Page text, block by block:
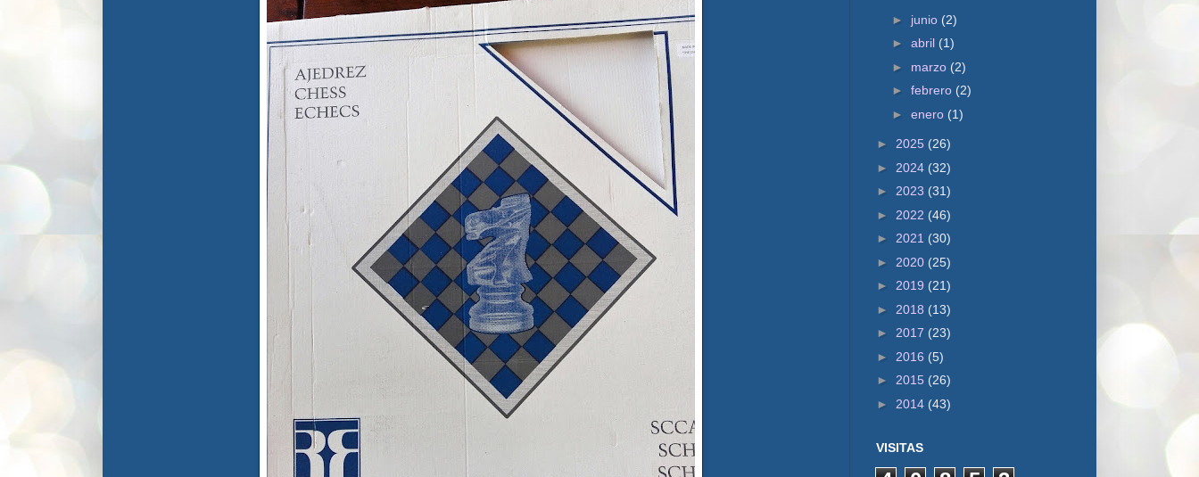
► junio (2)
► abril (1)
► marzo (2)
► febrero (2)
► enero (1)
► 2025 (26)
► 2024 (32)
► 2023 (31)
► 2022 (46)
► 2021 (30)
► 2020 (25)
► 2019 (21)
► 2018 (13)
► 2017 (23)
► 2016 (5)
► 2015 (26)
► 2014 (43)
VISITAS